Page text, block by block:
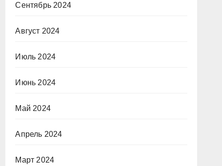
Сентябрь 2024
Август 2024
Июль 2024
Июнь 2024
Май 2024
Апрель 2024
Март 2024